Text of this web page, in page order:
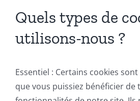
Quels types de
utilisons-nous ?
Essentiel : Certains cookies
que vous puissiez bénéficier de